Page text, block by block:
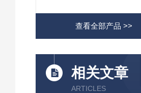
查看全部产品 >>
相关文章
ARTICLES